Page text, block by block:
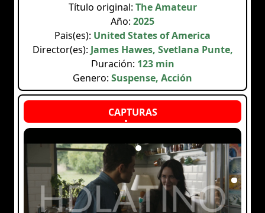
Título original: The Amateur
Año: 2025
Pais(es): United States of America
Director(es): James Hawes, Svetlana Punte,
Duración: 123 min
Genero: Suspense, Acción